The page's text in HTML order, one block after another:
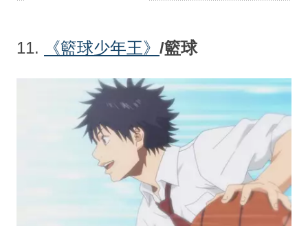
11. 《籃球少年王》 /籃球